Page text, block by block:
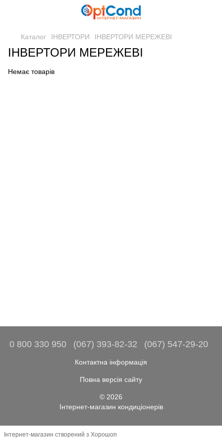
Каталог ІНВЕРТОРИ ІНВЕРТОРИ МЕРЕЖЕВІ
ІНВЕРТОРИ МЕРЕЖЕВІ
Немає товарів
0 800 330 950 (067) 393-82-32 (067) 547-29-20
Контактна інформація
Повна версія сайту
© 2026
Інтернет-магазин кондиціонерів
Інтернет-магазин створений з Хорошоп